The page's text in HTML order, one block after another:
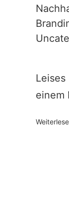
einem